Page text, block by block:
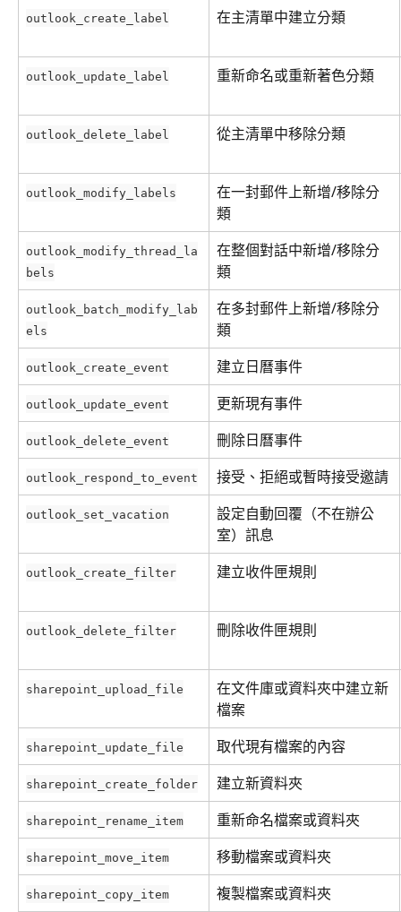
outlook_create_label 在主清單中建立分類
outlook_update_label 重新命名或重新著色分類
outlook_delete_label 從主清單中移除分類
outlook_modify_labels
在一封郵件上新增/移除分
類
outlook_modify_thread_la
bels
在整個對話中新增/移除分
類
outlook_batch_modify_lab
els
在多封郵件上新增/移除分
類
outlook_create_event 建立日曆事件
outlook_update_event 更新現有事件
outlook_delete_event 刪除日曆事件
outlook_respond_to_event 接受、拒絕或暫時接受邀請
outlook_set_vacation
設定自動回覆（不在辦公
室）訊息
outlook_create_filter 建立收件匣規則
outlook_delete_filter 刪除收件匣規則
sharepoint_upload_file
在文件庫或資料夾中建立新
檔案
sharepoint_update_file 取代現有檔案的內容
sharepoint_create_folder 建立新資料夾
sharepoint_rename_item 重新命名檔案或資料夾
sharepoint_move_item 移動檔案或資料夾
sharepoint_copy_item 複製檔案或資料夾